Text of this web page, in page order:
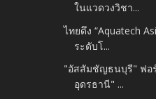
ในแวดวงวิชา...
ไทยดึง “Aquatech
ระดับโ...
"อัสสัมชัญธนบุรี" ฟอ
อุดรธานี" ...